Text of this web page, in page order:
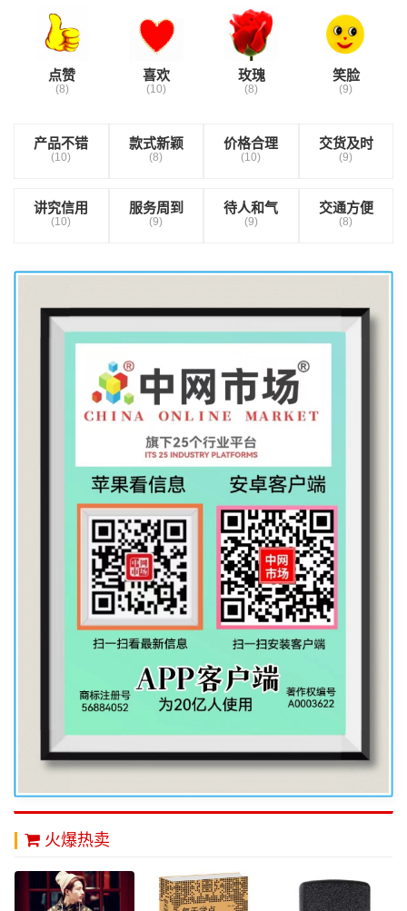
点赞
(8)
喜欢
(10)
玫瑰
(8)
笑脸
(9)
产品不错
(10)
款式新颖
(8)
价格合理
(10)
交货及时
(9)
讲究信用
(10)
服务周到
(9)
待人和气
(9)
交通方便
(8)
火爆热卖